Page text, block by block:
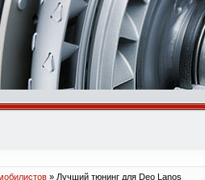
» Лучший тюнинг для Deo Lanos